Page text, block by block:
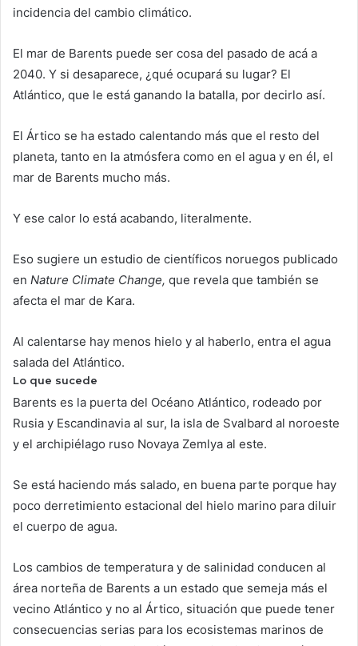
incidencia del cambio climático.
El mar de Barents puede ser cosa del pasado de acá a
2040. Y si desaparece, ¿qué ocupará su lugar? El
Atlántico, que le está ganando la batalla, por decirlo así.
El Ártico se ha estado calentando más que el resto del
planeta, tanto en la atmósfera como en el agua y en él, el
mar de Barents mucho más.
Y ese calor lo está acabando, literalmente.
Eso sugiere un estudio de científicos noruegos publicado
en Nature Climate Change, que revela que también se
afecta el mar de Kara.
Al calentarse hay menos hielo y al haberlo, entra el agua
salada del Atlántico.
Lo que sucede
Barents es la puerta del Océano Atlántico, rodeado por
Rusia y Escandinavia al sur, la isla de Svalbard al noroeste
y el archipiélago ruso Novaya Zemlya al este.
Se está haciendo más salado, en buena parte porque hay
poco derretimiento estacional del hielo marino para diluir
el cuerpo de agua.
Los cambios de temperatura y de salinidad conducen al
área norteña de Barents a un estado que semeja más el
vecino Atlántico y no al Ártico, situación que puede tener
consecuencias serias para los ecosistemas marinos de